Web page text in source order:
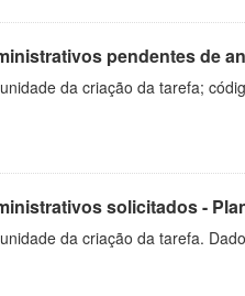
pendentes de
da criação da tarefa;
solicitados -
da criação da tarefa.